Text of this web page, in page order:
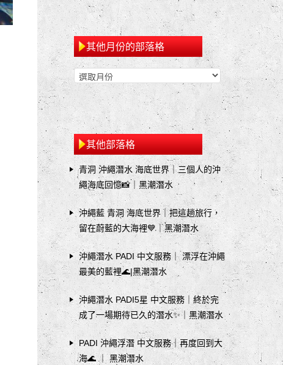
其他月份的部落格
其他部落格
青洞 沖繩潛水 海底世界｜三個人的沖
繩海底回憶📸｜黑潮潛水
沖繩藍 青洞 海底世界｜把這趟旅行，
留在蔚藍的大海裡💙｜黑潮潛水
沖繩潛水 PADI 中文服務｜ 漂浮在沖繩
最美的藍裡🌊|黑潮潛水
沖繩潛水 PADI5星 中文服務｜終於完
成了一場期待已久的潛水✨｜黑潮潛水
PADI 沖繩浮潛 中文服務｜再度回到大
海🌊 ｜ 黑潮潛水